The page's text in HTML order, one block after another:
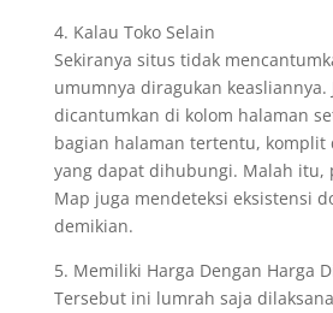
4. Kalau Toko Selain
Sekiranya situs tidak
umumnya diragukan keasliannya.
dicantumkan di kolom halaman
bagian halaman tertentu, komplit
yang dapat dihubungi. Malah itu,
Map juga mendeteksi eksistensi
demikian.
5. Memiliki Harga Dengan Harga
Tersebut ini lumrah saja